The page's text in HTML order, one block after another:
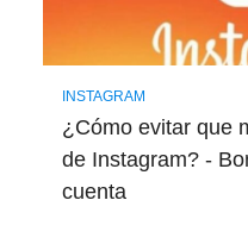
INSTAGRAM
¿Cómo evitar que
de Instagram? -
cuenta